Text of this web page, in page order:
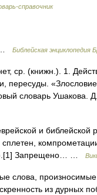
справочник
… Библейская энциклопедия
ср. (книжн.). 1.
пересуды.
словарь
Запрещено… …
произносимые
из дурных